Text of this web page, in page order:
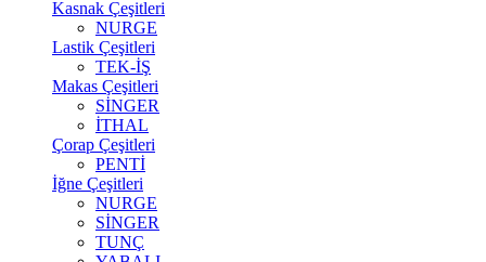
Kasnak Çeşitleri
NURGE
Lastik Çeşitleri
TEK-İŞ
Makas Çeşitleri
SİNGER
İTHAL
Çorap Çeşitleri
PENTİ
İğne Çeşitleri
NURGE
SİNGER
TUNÇ